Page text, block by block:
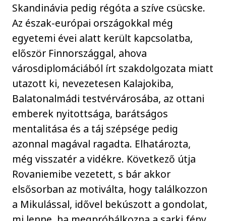
Skandinávia pedig régóta a szíve csücske.
Az észak-európai országokkal még
egyetemi évei alatt került kapcsolatba,
először Finnországgal, ahova
városdiplomáciából írt szakdolgozata miatt
utazott ki, nevezetesen Kalajokiba,
Balatonalmádi testvérvárosába, az ottani
emberek nyitottsága, barátságos
mentalitása és a táj szépsége pedig
azonnal magával ragadta. Elhatározta,
még visszatér a vidékre. Következő útja
Rovaniemibe vezetett, s bár akkor
elsősorban az motiválta, hogy találkozzon
a Mikulással, idővel bekúszott a gondolat,